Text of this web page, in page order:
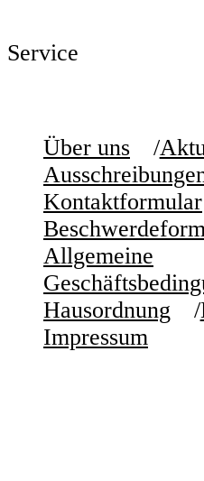
Service
Über uns
Kontaktformular
Allgemeine
Hausordnung
Impressum